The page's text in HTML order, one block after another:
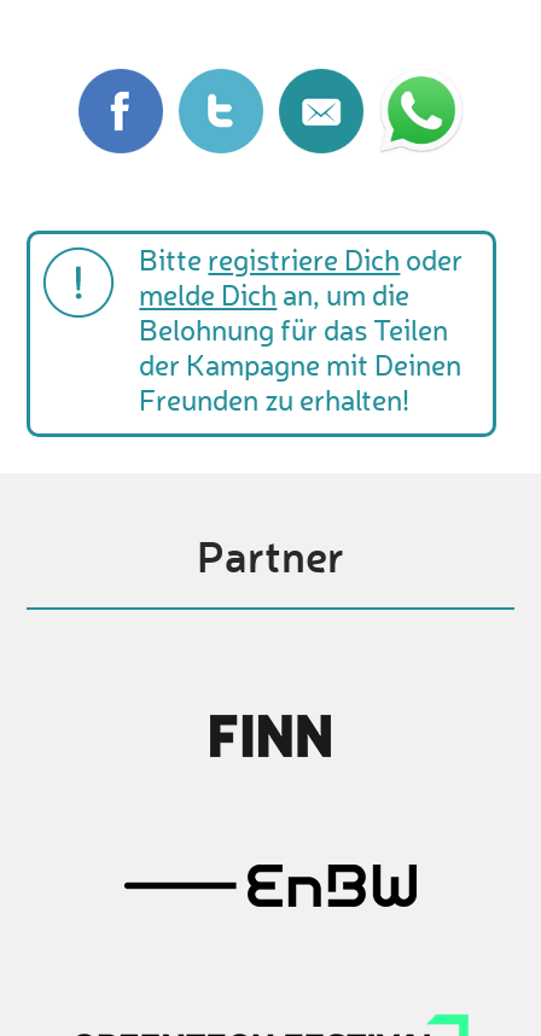
Bitte registriere Dich oder
melde Dich an, um die
Belohnung für das Teilen
der Kampagne mit Deinen
Freunden zu erhalten!
Partner